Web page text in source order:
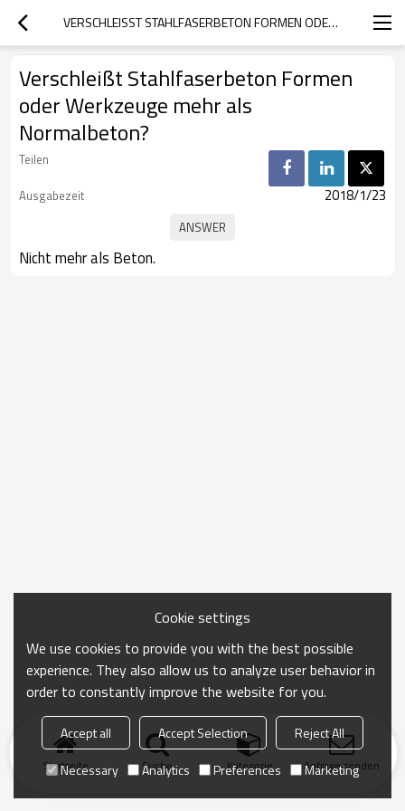
VERSCHLEISST STAHLFASERBETON FORMEN ODER WERKZEUGE MEHR ALS NORMALBETON?
Verschleißt Stahlfaserbeton Formen
oder Werkzeuge mehr als
Normalbeton?
Teilen
Ausgabezeit
2018/1/23
Nicht mehr als Beton.
Startseite Suche Kategorie Anfrage senden
Cookie settings
We use cookies to provide you with the best possible
experience. They also allow us to analyze user behavior in
order to constantly improve the website for you.
Accept all Accept Selection
Reject All
Necessary
Analytics Preferences Marketing